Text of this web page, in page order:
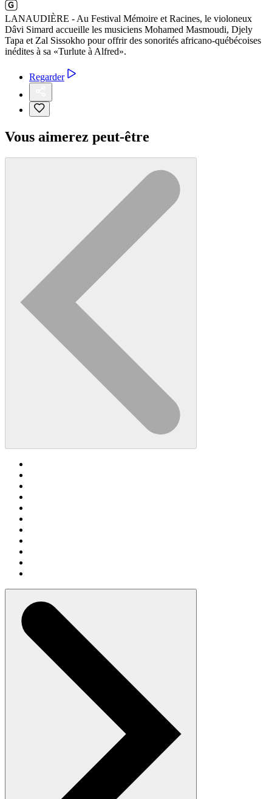
LANAUDIÈRE - Au Festival Mémoire et Racines, le violoneux
Dâvi Simard accueille les musiciens Mohamed Masmoudi, Djely
Tapa et Zal Sissokho pour offrir des sonorités africano-québécoises
inédites à sa «Turlute à Alfred».
Regarder
Vous aimerez peut-être